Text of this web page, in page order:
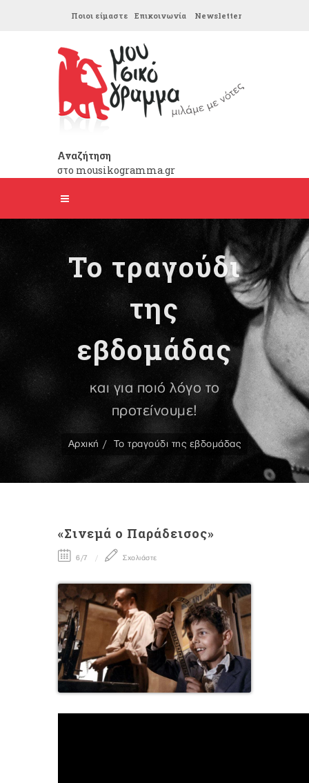
Ποιοι είμαστε Επικοινωνία Newsletter
Αναζήτηση
στο mousikogramma.gr
Το τραγούδι
της
εβδομάδας
και για ποιό λόγο το
προτείνουμε!
Αρχική Το τραγούδι της εβδομάδας
«Σινεμά ο Παράδεισος»
6/7 Σχολιάστε